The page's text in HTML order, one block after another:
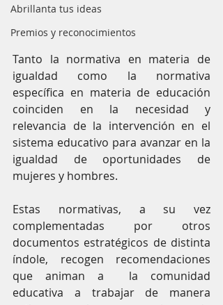
Abrillanta tus ideas
Premios y reconocimientos
Tanto la normativa en materia de
igualdad como la normativa
específica en materia de educación
coinciden en la necesidad y
relevancia de la intervención en el
sistema educativo para avanzar en la
igualdad de oportunidades de
mujeres y hombres.
Estas normativas, a su vez
complementadas por otros
documentos estratégicos de distinta
índole, recogen recomendaciones
que animan a  la comunidad
educativa a trabajar de manera